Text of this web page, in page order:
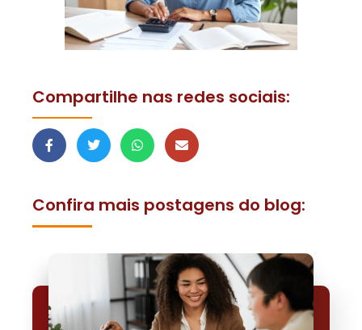
Compartilhe nas redes sociais:
Confira mais postagens do blog: